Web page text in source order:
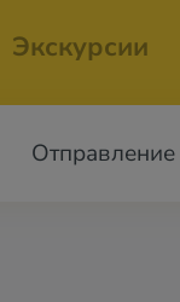
Экскурсии
Отправление